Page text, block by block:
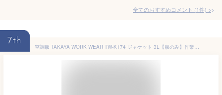
全てのおすすめコメント (1件) >
7th
空調服 TAKAYA WORK WEAR TW-K174 ジャケット 3L【服のみ】作業服/作業着